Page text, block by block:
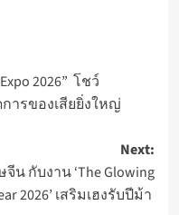
2026” โชว์
ารของเสียยิ่งใหญ่
Next:
กับงาน ‘The Glowing
2026’ เสริมเฮงรับปีม้า